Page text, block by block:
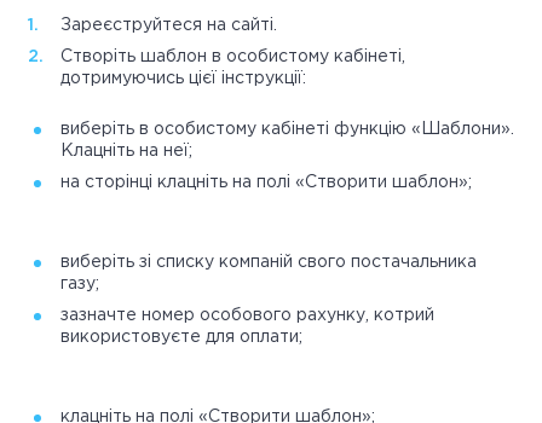
Зареєструйтеся на сайті.
Створіть шаблон в особистому кабінеті,
дотримуючись цієї інструкції:
виберіть в особистому кабінеті функцію «Шаблони».
Клацніть на неї;
на сторінці клацніть на полі «Створити шаблон»;
виберіть зі списку компаній свого постачальника
газу;
зазначте номер особового рахунку, котрий
використовуєте для оплати;
клацніть на полі «Створити шаблон»;